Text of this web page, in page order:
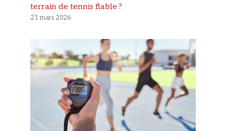
terrain de tennis fiable ?
21 mars 2026